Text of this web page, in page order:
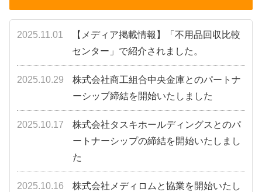
2025.11.01
【メディア掲載情報】「不用品回収比較
センター」で紹介されました。
2025.10.29
株式会社商工組合中央金庫とのパートナ
ーシップ締結を開始いたしました
2025.10.17
株式会社タスキホールディングスとのパ
ートナーシップの締結を開始いたしまし
た
2025.10.16
株式会社メディロムと協業を開始いたし